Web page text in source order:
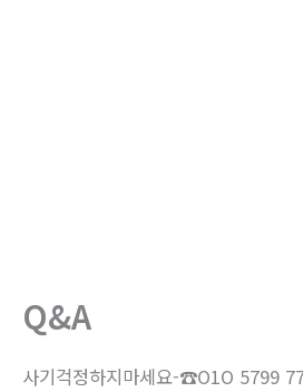
Q&A
사기걱정하지마세요-☎O1O 5799